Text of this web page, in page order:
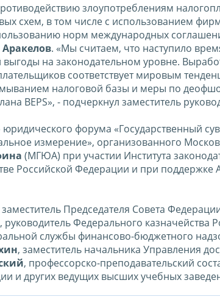
злоупотреблениям
схем, в том числе с использованием
норм международных
Аракелов. «Мы считаем, что наступило
на законодательном уровне.
соответствует мировым
налоговой базы и меры по
BEPS», - подчеркнул заместитель
форума «Государственный
измерение», организованного
(МГЮА) при участии Института
Российской Федерации и при поддержке
Председателя Совета
, руководитель Федерального казначейства
службы финансово-бюджетного
, заместитель начальника Управления
, профессорско-преподавательский
и других ведущих высших учебных